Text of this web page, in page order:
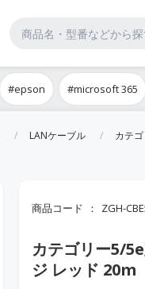
#epson #microsoft 365
LANケーブル カテ
商品コード ZGH-
カテゴリー5/
ジ レッド 20m